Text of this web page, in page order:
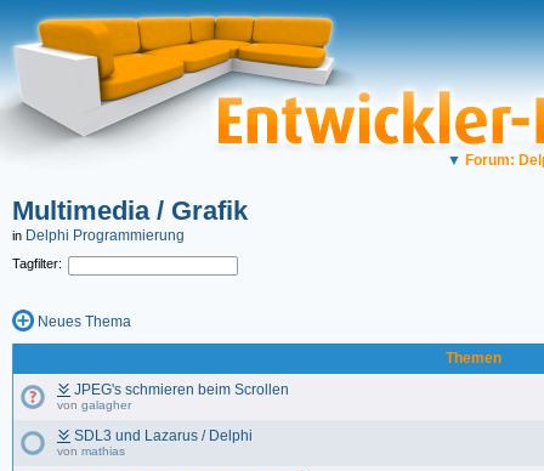
▼ Forum:
Multimedia / Grafik
in Delphi Programmierung
Tagfilter:
Neues Thema
Themen
JPEG's schmieren beim Scrollen
von galagher
SDL3 und Lazarus / Delphi
von mathias